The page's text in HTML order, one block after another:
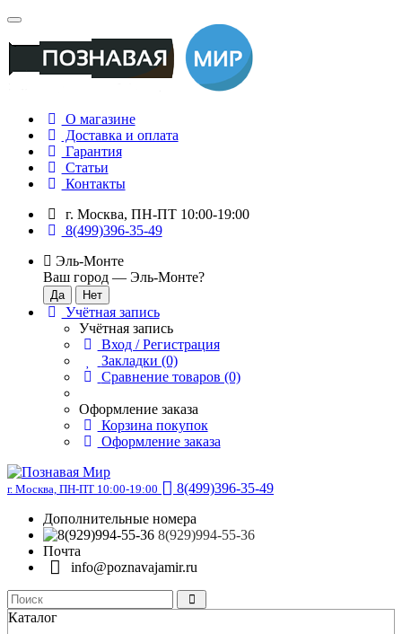
О магазине
Доставка и оплата
Гарантия
Статьи
Контакты
г. Москва, ПН-ПТ 10:00-19:00
8(499)396-35-49
Эль-Монте
Ваш город — Эль-Монте?
Учётная запись
Учётная запись
Вход / Регистрация
Закладки (0)
Сравнение товаров (0)
Оформление заказа
Корзина покупок
Оформление заказа
г. Москва, ПН-ПТ 10:00-19:00
8(499)396-35-49
Дополнительные номера
8(929)994-55-36
Почта
info@poznavajamir.ru
Каталог